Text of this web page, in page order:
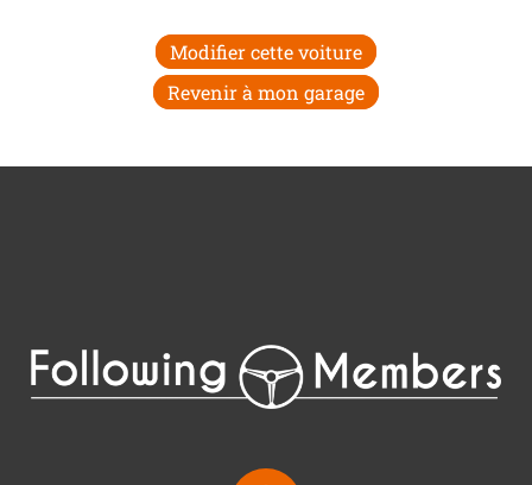
Modifier cette voiture
Revenir à mon garage